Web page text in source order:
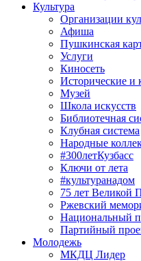
Культура
Организации
Афиша
Пушкинская
Услуги
Киносеть
Исторические и
Музей
Школа искусств
Библиотечная
Клубная система
Народные
#300летКузбасс
Ключи от лета
#культуранадом
75 лет Великой
Ржевский
Национальный
Партийный
Молодежь
МКДЦ Лидер